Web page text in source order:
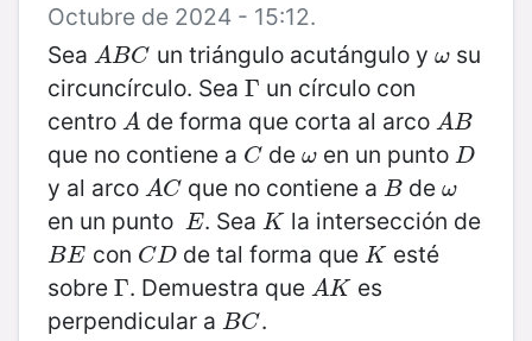
Octubre de 2024 - 15:12.
Sea ABC
ABC un triángulo acutángulo y ω
ωsu
circuncírculo. Sea Γ
Γ un círculo con
centro A
Ade forma que corta al arco AB
AB
que no contiene a C
Cde ω
ω en un puntoD
D
y al arco AC
AC que no contiene a B
Bde ω
ω
en un punto E
E . Sea K
K la intersección de
BE
BE con CD
CD de tal forma queK
K esté
sobre Γ
Γ. Demuestra queAK
AK es
perpendicular a BC
BC .